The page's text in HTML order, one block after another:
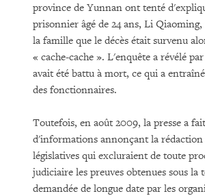
province de Yunnan ont tenté
prisonnier âgé de 24 ans, Li
la famille que le décès était survenu
« cache-cache ». L'enquête a révélé
avait été battu à mort, ce qui a
des fonctionnaires.
Toutefois, en août 2009, la presse a
d'informations annonçant la rédaction
législatives qui excluraient de toute
judiciaire les preuves obtenues sous
demandée de longue date par les